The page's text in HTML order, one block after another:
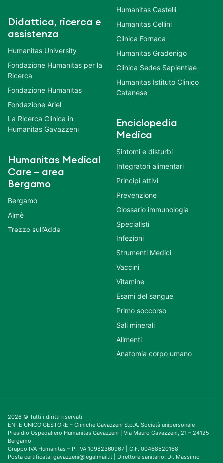
Didattica, ricerca e
assistenza
Humanitas University
Fondazione Humanitas per la
Ricerca
Fondazione Humanitas
Fondazione Ariel
La Ricerca Clinica in
Humanitas Gavazzeni
Humanitas Medical
Care – area
Bergamo
Bergamo
Almè
Trezzo sull’Adda
Humanitas Castelli
Humanitas Cellini
Clinica Fornaca
Humanitas Gradenigo
Clinica Sedes Sapientiae
Humanitas Istituto Clinico
Catanese
Enciclopedia
Medica
Sintomi e disturbi
Integratori alimentari
Principi attivi
Prevenzione
Glossario immunologia
Specialisti
Infezioni
Strumenti Medici
Vaccini
Vitamine
Esami del sangue
Primo soccorso
Sali minerali
Alimenti
Anatomia corpo umano
2026 © Tutti i diritti riservati
ENTE UNICO GESTORE – Cliniche Gavazzeni S.p.A. Società unipersonale
Presidio Ospedaliero Humanitas Gavazzeni | Via Mauro Gavazzeni, 21 – 24125
Bergamo
Gruppo IVA Humanitas – P. IVA 10982360967 | C.F. 00468520168
Posta certificata: gavazzeni@legalmail.it | Direttore sanitario: Dr. Massimo